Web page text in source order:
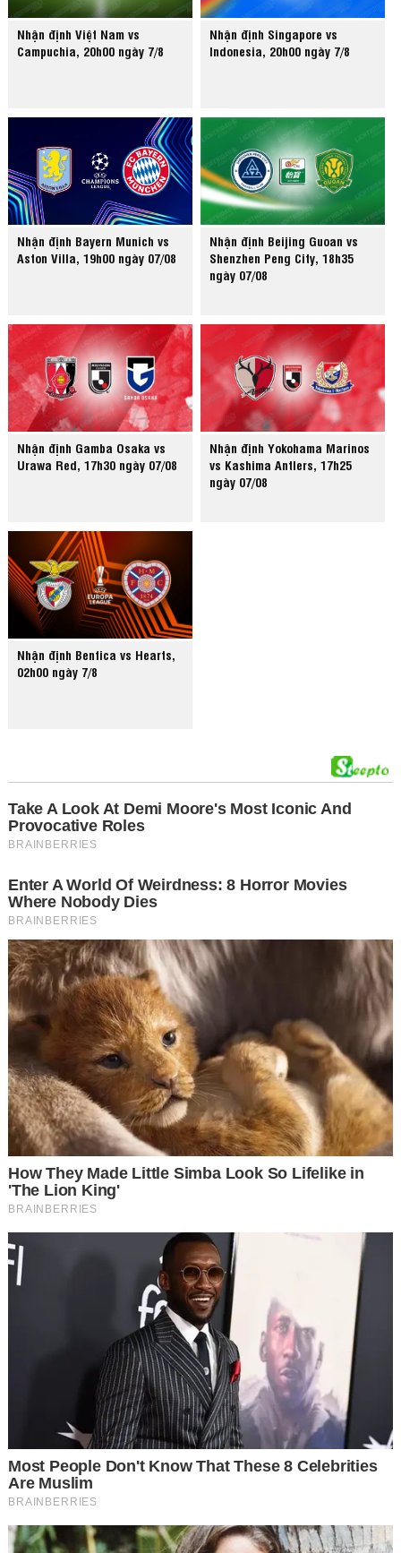
Nhận định Việt Nam vs
Campuchia, 20h00 ngày 7/8
Nhận định Singapore vs
Indonesia, 20h00 ngày 7/8
Nhận định Bayern Munich vs
Aston Villa, 19h00 ngày 07/08
Nhận định Beijing Guoan vs
Shenzhen Peng City, 18h35
ngày 07/08
Nhận định Gamba Osaka vs
Urawa Red, 17h30 ngày 07/08
Nhận định Yokohama Marinos
vs Kashima Antlers, 17h25
ngày 07/08
Nhận định Benfica vs Hearts,
02h00 ngày 7/8